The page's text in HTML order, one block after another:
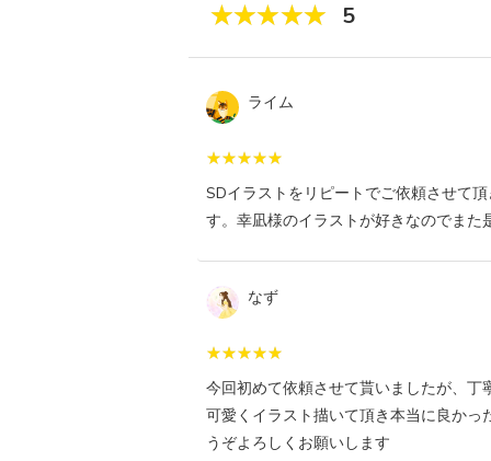
5
ライム
SDイラストをリピートでご依頼させて
す。幸凪様のイラストが好きなのでまた
なず
今回初めて依頼させて貰いましたが、
可愛くイラスト描いて頂き本当に良か
うぞよろしくお願いします